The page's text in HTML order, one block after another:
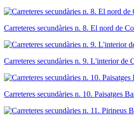
Carreteres secundàries n. 8. El nord de
Carreteres secundàries n. 9. L'interior de
Carreteres secundàries n. 10. Paisatges